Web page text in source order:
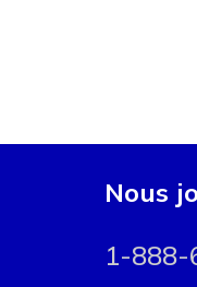
Nous
1-888-